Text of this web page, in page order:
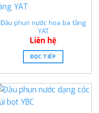
Đầu phun nước hoa ba tầng
YAT
Liên hệ
ĐỌC TIẾP